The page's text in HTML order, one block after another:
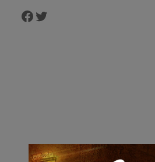
Facebook
Twitter